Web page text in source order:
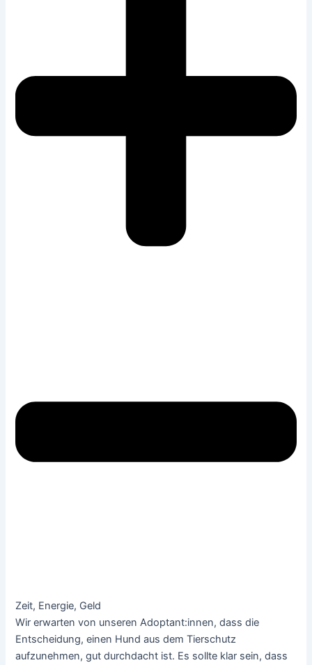
Zeit, Energie, Geld
Wir erwarten von unseren Adoptant:innen, dass die
Entscheidung, einen Hund aus dem Tierschutz
aufzunehmen, gut durchdacht ist. Es sollte klar sein, dass